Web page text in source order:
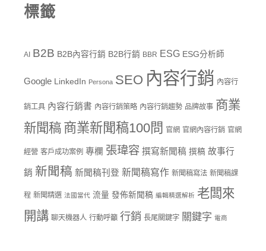
標籤
AI B2B B2B內容行銷 B2B行銷 BBR ESG ESG分析師
Google LinkedIn Persona SEO 內容行銷 內容行
銷工具 內容行銷書 內容行銷策略 內容行銷趨勢 品牌故事 商業
新聞稿 商業新聞稿100問 官網 官網內容行銷 官網
經營 客戶成功案例 專欄 張瑋容 撰寫新聞稿 撰稿 故事行
銷 新聞稿 新聞稿刊登 新聞稿寫作 新聞稿寫法 新聞稿課
程 新聞精選 法國當代 流量 發佈新聞稿 編輯精選解析 老闆來
開講 聊天機器人 行動呼籲 行銷 長尾關鍵字 關鍵字 電商